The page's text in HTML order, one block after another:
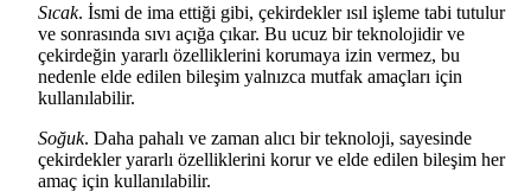
Sıcak. İsmi de ima ettiği gibi, çekirdekler ısıl işleme tabi tutulur
ve sonrasında sıvı açığa çıkar. Bu ucuz bir teknolojidir ve
çekirdeğin yararlı özelliklerini korumaya izin vermez, bu
nedenle elde edilen bileşim yalnızca mutfak amaçları için
kullanılabilir.
Soğuk. Daha pahalı ve zaman alıcı bir teknoloji, sayesinde
çekirdekler yararlı özelliklerini korur ve elde edilen bileşim her
amaç için kullanılabilir.